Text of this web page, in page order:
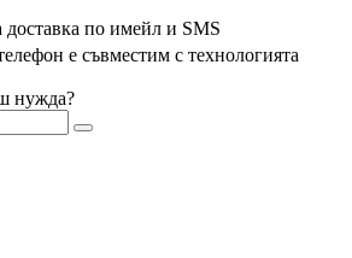
доставка по имейл и SMS
е съвместим с технологията
нужда?